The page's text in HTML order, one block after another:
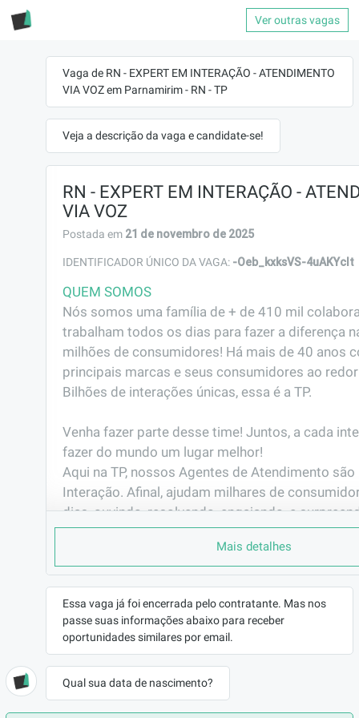
Ver outras vagas
Vaga de RN - EXPERT EM INTERAÇÃO - ATENDIMENTO
VIA VOZ em Parnamirim - RN - TP
Veja a descrição da vaga e candidate-se!
RN - EXPERT EM INTERAÇÃO -
VIA VOZ
Postada em 21 de novembro de 2025
IDENTIFICADOR ÚNICO DA VAGA: -Oeb_kxksVS-4uAKYcIt
QUEM SOMOS
Nós somos uma família de + de 410 mil
trabalham todos os dias para fazer a diferença
milhões de consumidores! Há mais de 40 anos
principais marcas e seus consumidores ao
Bilhões de interações únicas, essa é a TP.
Venha fazer parte desse time! Juntos, a cada
fazer do mundo um lugar melhor!
Aqui na TP, nossos Agentes de Atendimento
Interação. Afinal, ajudam milhares de
dias, ouvindo, resolvendo, engajando, e
interação.
PORQUE TRABALHAR AQUI
Você já pensou em fazer parte de uma das
do mundo?
Já pensou em representar grandes marcas de
seguimentos e muitas delas são as que mais
mercado? Gosta de  tecnologia e inovação?
E ainda ter plano de carreira com possibilidade
antes mesmo de completar 6 meses de
Mais detalhes
Essa vaga já foi encerrada pelo contratante. Mas nos
passe suas informações abaixo para receber
oportunidades similares por email.
Qual sua data de nascimento?